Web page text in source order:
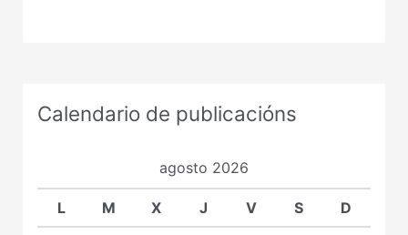
Calendario de publicacións
agosto 2026
L M X J V S D